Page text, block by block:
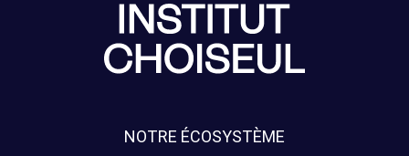
NOTRE ÉCOSYSTÈME